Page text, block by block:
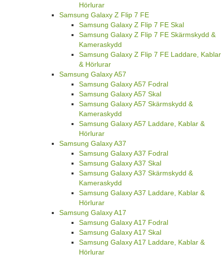
Hörlurar
Samsung Galaxy Z Flip 7 FE
Samsung Galaxy Z Flip 7 FE Skal
Samsung Galaxy Z Flip 7 FE Skärmskydd &
Kameraskydd
Samsung Galaxy Z Flip 7 FE Laddare, Kablar
& Hörlurar
Samsung Galaxy A57
Samsung Galaxy A57 Fodral
Samsung Galaxy A57 Skal
Samsung Galaxy A57 Skärmskydd &
Kameraskydd
Samsung Galaxy A57 Laddare, Kablar &
Hörlurar
Samsung Galaxy A37
Samsung Galaxy A37 Fodral
Samsung Galaxy A37 Skal
Samsung Galaxy A37 Skärmskydd &
Kameraskydd
Samsung Galaxy A37 Laddare, Kablar &
Hörlurar
Samsung Galaxy A17
Samsung Galaxy A17 Fodral
Samsung Galaxy A17 Skal
Samsung Galaxy A17 Laddare, Kablar &
Hörlurar